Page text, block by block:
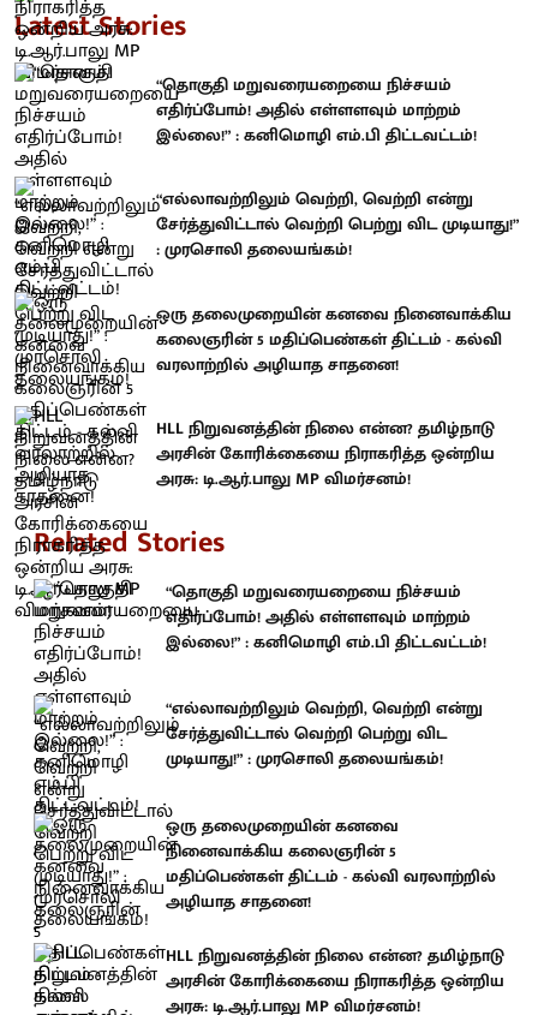
Latest Stories
“தொகுதி மறுவரையறையை நிச்சயம்
எதிர்ப்போம்! அதில் எள்ளளவும் மாற்றம்
இல்லை!” : கனிமொழி எம்.பி திட்டவட்டம்!
“எல்லாவற்றிலும் வெற்றி, வெற்றி என்று
சேர்த்துவிட்டால் வெற்றி பெற்று விட முடியாது!”
: முரசொலி தலையங்கம்!
ஒரு தலைமுறையின் கனவை நினைவாக்கிய
கலைஞரின் 5 மதிப்பெண்கள் திட்டம் - கல்வி
வரலாற்றில் அழியாத சாதனை!
HLL நிறுவனத்தின் நிலை என்ன? தமிழ்நாடு
அரசின் கோரிக்கையை நிராகரித்த ஒன்றிய
அரசு: டி.ஆர்.பாலு MP விமர்சனம்!
Related Stories
“தொகுதி மறுவரையறையை நிச்சயம்
எதிர்ப்போம்! அதில் எள்ளளவும் மாற்றம்
இல்லை!” : கனிமொழி எம்.பி திட்டவட்டம்!
“எல்லாவற்றிலும் வெற்றி, வெற்றி என்று
சேர்த்துவிட்டால் வெற்றி பெற்று விட
முடியாது!” : முரசொலி தலையங்கம்!
ஒரு தலைமுறையின் கனவை
நினைவாக்கிய கலைஞரின் 5
மதிப்பெண்கள் திட்டம் - கல்வி வரலாற்றில்
அழியாத சாதனை!
HLL நிறுவனத்தின் நிலை என்ன? தமிழ்நாடு
அரசின் கோரிக்கையை நிராகரித்த ஒன்றிய
அரசு: டி.ஆர்.பாலு MP விமர்சனம்!